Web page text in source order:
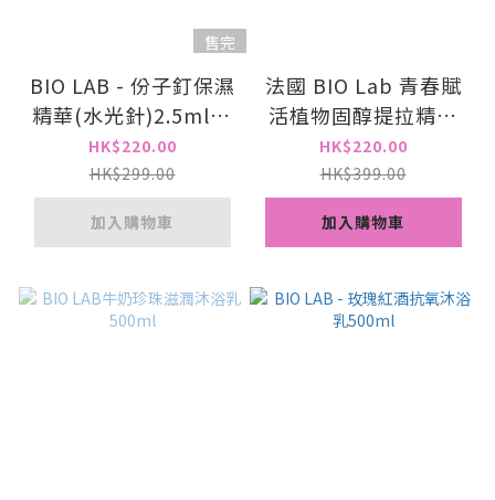
售完
BIO LAB - 份子釘保濕
精華(水光針)2.5mlx5
支
HK$220.00
HK$299.00
加入購物車
法國 BIO Lab 青春賦
活植物固醇提拉精華
(抗老針 | 激發細胞再
生 | 緊緻輪廓 | 減紋抗
皺)
HK$220.00
HK$399.00
加入購物車